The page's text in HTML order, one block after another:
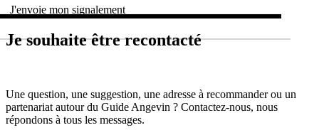
J'envoie mon signalement
Je souhaite être recontacté
Une question, une suggestion, une adresse à recommander ou un
partenariat autour du Guide Angevin ? Contactez-nous, nous
répondons à tous les messages.